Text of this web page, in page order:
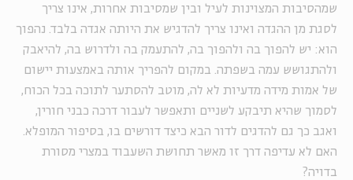
שמהסיבות המצוינות לעיל ובין שמסיבות אחרות, אינו צריך
לסגת מן ההגדה ואינו צריך להדגיש את היותה אגדה בלבד. נהפוך
הוא: יש להפוך בה ולהפוך בה, להתעמק בה ולדרוש בה, להיאבק
ולהתגושש עמה בשפתה. במקום להפריך אותה באמצעות יישום
של אמות מידה מדעיות לא לה, מוטב להסתער לתוכה בכל הכוח,
לסמוך שהיא תיבקע לשניים ותאפשר לעבור דרכה כבני חורין,
ואגב כך גם להדגים לדור הבא כיצד דורשים בו, בסיפור המופלא.
האם לא עדיפה דרך זו מאשר תחושת השעבוד במצרי מסורת
בדויה?